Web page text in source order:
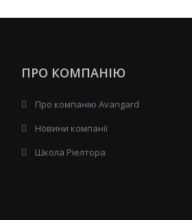
ПРО КОМПАНІЮ
Про компанію Avangard
Новини компанії
Школа Ріелтора